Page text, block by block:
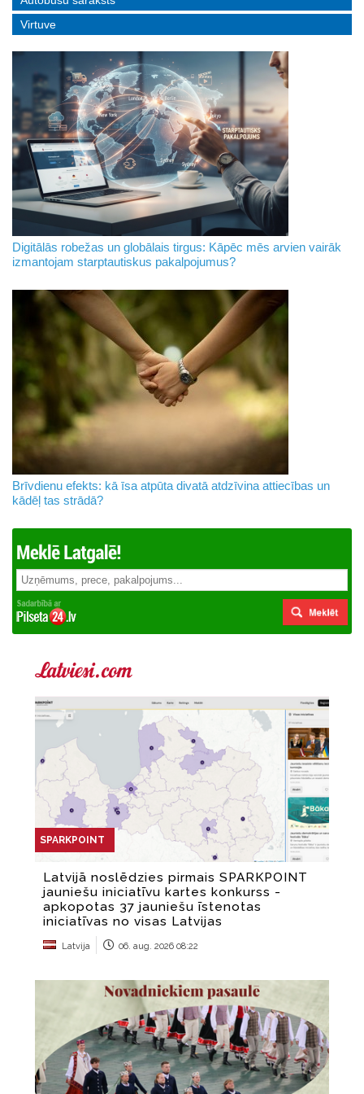
Virtuve
Digitālās robežas un globālais tirgus: Kāpēc mēs arvien vairāk
izmantojam starptautiskus pakalpojumus?
Brīvdienu efekts: kā īsa atpūta divatā atdzīvina attiecības un
kādēļ tas strādā?